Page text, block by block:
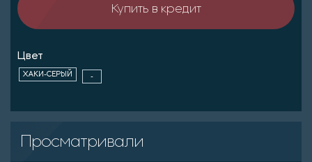
Купить в кредит
Цвет
ХАКИ-СЕРЫЙ -
Просматривали